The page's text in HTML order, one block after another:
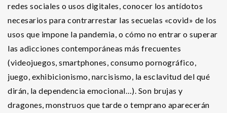
redes sociales o usos digitales, conocer los antídotos
necesarios para contrarrestar las secuelas «covid» de los
usos que impone la pandemia, o cómo no entrar o superar
las adicciones contemporáneas más frecuentes
(videojuegos, smartphones, consumo pornográfico,
juego, exhibicionismo, narcisismo, la esclavitud del qué
dirán, la dependencia emocional…). Son brujas y
dragones, monstruos que tarde o temprano aparecerán